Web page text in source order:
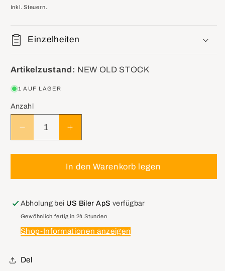
Preis
Inkl. Steuern.
Einzelheiten
Artikelzustand: NEW OLD STOCK
1 AUF LAGER
Anzahl
Verringere
die
Menge
GM
Oil
Pan
3.8L
Erhöhe
die
Menge
für
GM
Oil
Pan
3.8L
In den Warenkorb legen
Abholung bei US Biler ApS verfügbar
Gewöhnlich fertig in 24 Stunden
Shop-Informationen anzeigen
Del